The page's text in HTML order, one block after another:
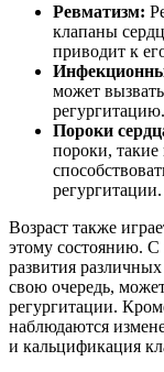
Ревматизм:
клапаны
приводит к
может
регургитацию.
Пороки
пороки, такие
регургитации.
Возраст также
этому состоянию. С
развития
свою очередь,
регургитации.
наблюдаются
и кальцификация